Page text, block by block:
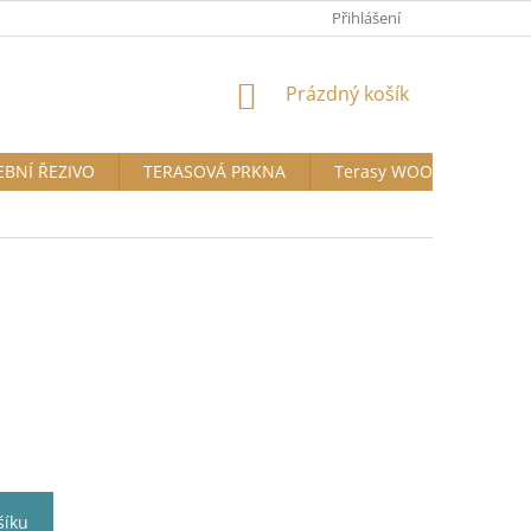
Přihlášení
NÁKUPNÍ
Prázdný košík
ŘEZIVO TERASOVÁ PRKNA
Terasy WOODPLASTIC®